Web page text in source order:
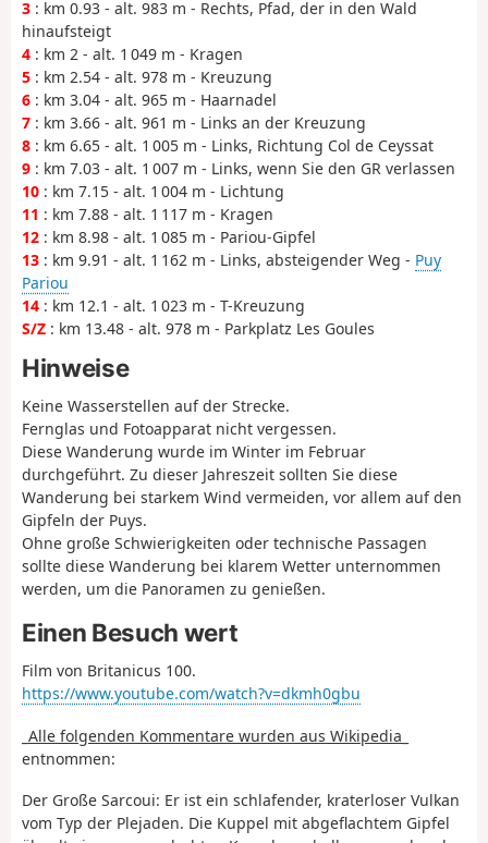
3 : km 0.93 - alt. 983 m - Rechts, Pfad, der in den Wald
hinaufsteigt
4 : km 2 - alt. 1 049 m - Kragen
5 : km 2.54 - alt. 978 m - Kreuzung
6 : km 3.04 - alt. 965 m - Haarnadel
7 : km 3.66 - alt. 961 m - Links an der Kreuzung
8 : km 6.65 - alt. 1 005 m - Links, Richtung Col de Ceyssat
9 : km 7.03 - alt. 1 007 m - Links, wenn Sie den GR verlassen
10 : km 7.15 - alt. 1 004 m - Lichtung
11 : km 7.88 - alt. 1 117 m - Kragen
12 : km 8.98 - alt. 1 085 m - Pariou-Gipfel
13 : km 9.91 - alt. 1 162 m - Links, absteigender Weg - Puy
Pariou
14 : km 12.1 - alt. 1 023 m - T-Kreuzung
S/Z : km 13.48 - alt. 978 m - Parkplatz Les Goules
Hinweise
Keine Wasserstellen auf der Strecke.
Fernglas und Fotoapparat nicht vergessen.
Diese Wanderung wurde im Winter im Februar
durchgeführt. Zu dieser Jahreszeit sollten Sie diese
Wanderung bei starkem Wind vermeiden, vor allem auf den
Gipfeln der Puys.
Ohne große Schwierigkeiten oder technische Passagen
sollte diese Wanderung bei klarem Wetter unternommen
werden, um die Panoramen zu genießen.
Einen Besuch wert
Film von Britanicus 100.
https://www.youtube.com/watch?v=dkmh0gbu
Alle folgenden Kommentare wurden aus Wikipedia
entnommen:
Der Große Sarcoui: Er ist ein schlafender, kraterloser Vulkan
vom Typ der Plejaden. Die Kuppel mit abgeflachtem Gipfel